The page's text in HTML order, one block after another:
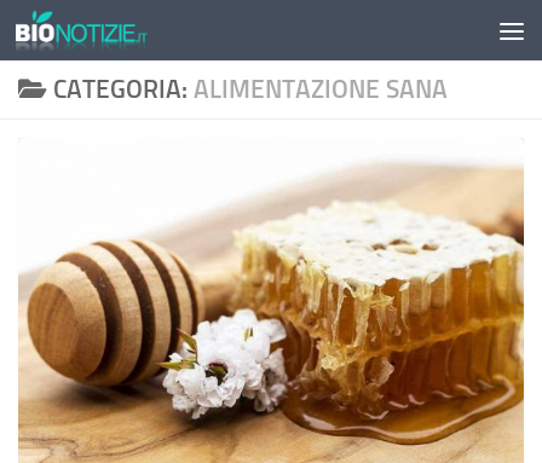
Sotto il contenuto
CATEGORIA: ALIMENTAZIONE SANA